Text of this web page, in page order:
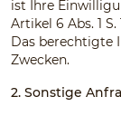
ist Ihre
Artikel 6 Abs. 1 S.
Das berechtigte
Zwecken.
2. Sonstige